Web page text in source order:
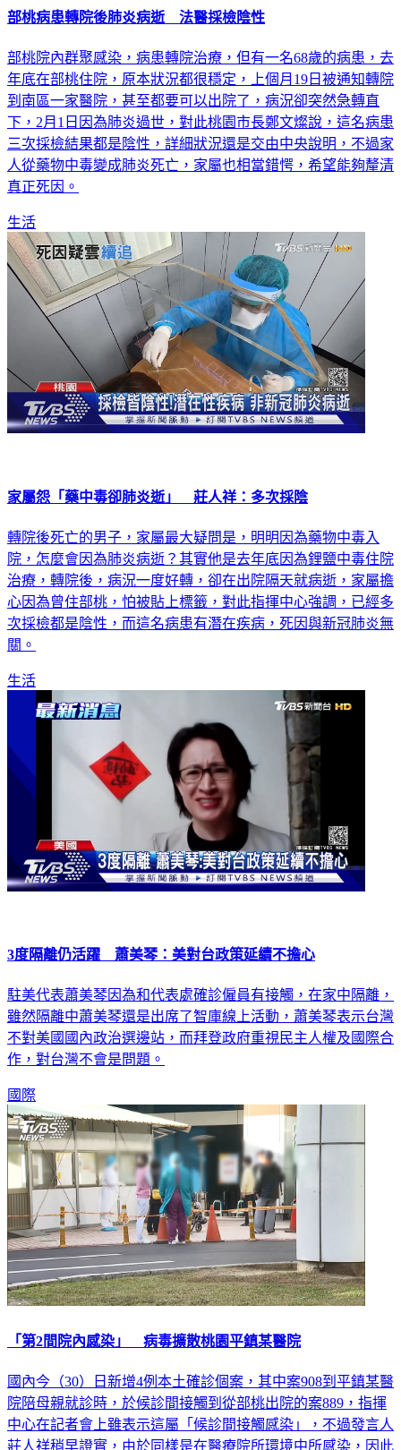
部桃病患轉院後肺炎病逝 法醫採檢陰性
部桃院內群聚感染，病患轉院治療，但有一名68歲的病患，去
年底在部桃住院，原本狀況都很穩定，上個月19日被通知轉院
到南區一家醫院，甚至都要可以出院了，病況卻突然急轉直
下，2月1日因為肺炎過世，對此桃園市長鄭文燦說，這名病患
三次採檢結果都是陰性，詳細狀況還是交由中央說明，不過家
人從藥物中毒變成肺炎死亡，家屬也相當錯愕，希望能夠釐清
真正死因。
生活
家屬怨「藥中毒卻肺炎逝」 莊人祥：多次採陰
轉院後死亡的男子，家屬最大疑問是，明明因為藥物中毒入
院，怎麼會因為肺炎病逝？其實他是去年底因為鋰鹽中毒住院
治療，轉院後，病況一度好轉，卻在出院隔天就病逝，家屬擔
心因為曾住部桃，怕被貼上標籤，對此指揮中心強調，已經多
次採檢都是陰性，而這名病患有潛在疾病，死因與新冠肺炎無
關。
生活
3度隔離仍活躍 蕭美琴：美對台政策延續不擔心
駐美代表蕭美琴因為和代表處確診僱員有接觸，在家中隔離，
雖然隔離中蕭美琴還是出席了智庫線上活動，蕭美琴表示台灣
不對美國國內政治選邊站，而拜登政府重視民主人權及國際合
作，對台灣不會是問題。
國際
「第2間院內感染」 病毒擴散桃園平鎮某醫院
國內今（30）日新增4例本土確診個案，其中案908到平鎮某醫
院陪母親就診時，於候診間接觸到從部桃出院的案889，指揮
中心在記者會上雖表示這屬「候診間接觸感染」，不過發言人
莊人祥稍早證實，由於同樣是在醫療院所環境中所感染，因此